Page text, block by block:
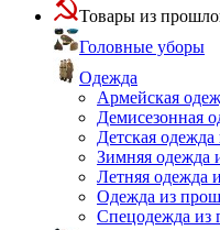
Товары из
Головные уборы
Одежда
Армейская
Демисезонная
Детская
Зимняя одежда
Летняя одежда
Одежда из
Спецодежда из